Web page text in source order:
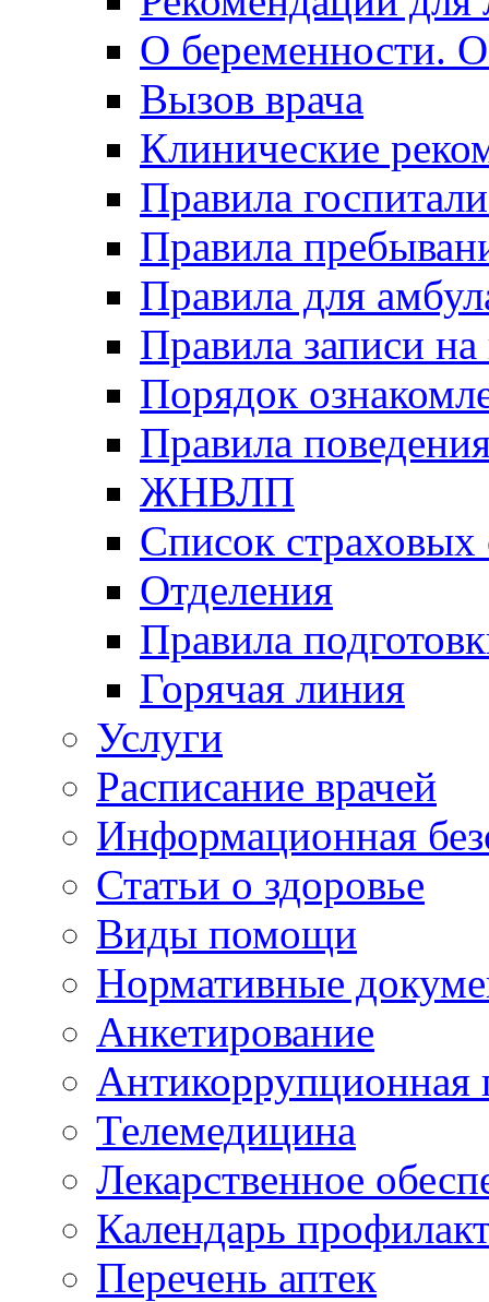
О беременности.
Вызов врача
Клинические
Правила
Правила
Правила для
Правила записи
Порядок
Правила
ЖНВЛП
Список страховых
Отделения
Правила
Горячая линия
Услуги
Расписание врачей
Информационная
Статьи о здоровье
Виды помощи
Нормативные
Анкетирование
Антикоррупционная
Телемедицина
Лекарственное
Календарь
Перечень аптек